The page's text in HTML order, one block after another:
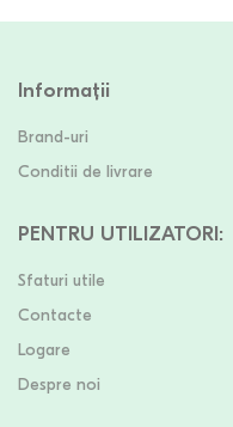
Informații
Brand-uri
Conditii de livrare
PENTRU UTILIZATORI:
Sfaturi utile
Contacte
Logare
Despre noi